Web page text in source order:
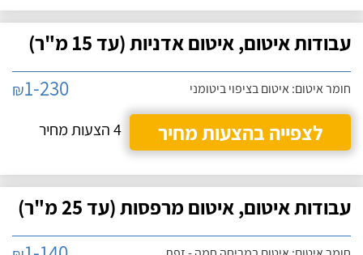
עבודות איטום, איטום אדניות (עד 15 מ"ר)
חומר איטום: איטום בציפוי ביטומני ₪1-230
לצפייה בהצעות מחיר
4 הצעות מחיר
עבודות איטום, איטום מרפסות (עד 25 מ"ר)